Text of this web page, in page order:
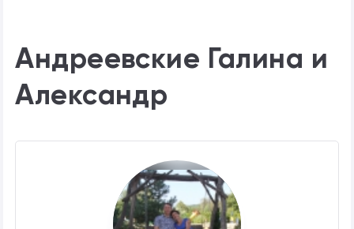
Андреевские Галина и
Александр